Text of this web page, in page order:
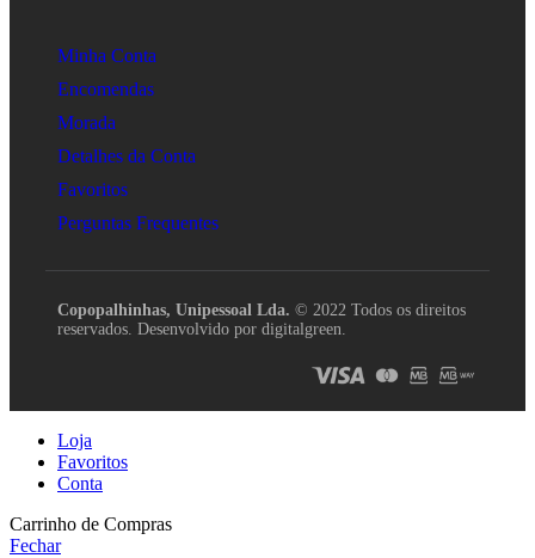
Minha Conta
Encomendas
Morada
Detalhes da Conta
Favoritos
Perguntas Frequentes
Copopalhinhas, Unipessoal Lda. © 2022 Todos os direitos
reservados. Desenvolvido por digitalgreen.
Loja
Favoritos
Conta
Carrinho de Compras
Fechar